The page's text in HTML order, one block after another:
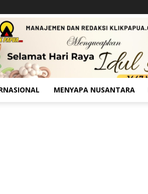
MENYAPA NUSANTARA